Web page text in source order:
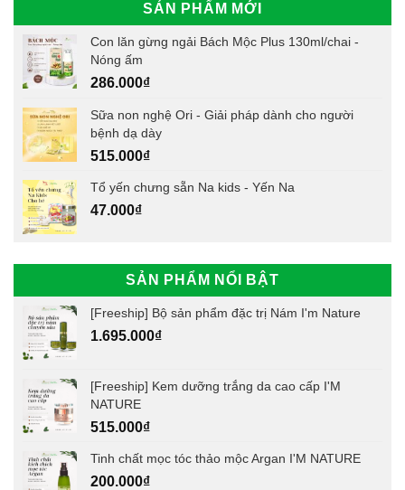
SẢN PHẨM MỚI
Con lăn gừng ngải Bách Mộc Plus 130ml/chai -
Nóng ấm
286.000₫
Sữa non nghệ Ori - Giải pháp dành cho người
bệnh dạ dày
515.000₫
Tổ yến chưng sẵn Na kids - Yến Na
47.000₫
SẢN PHẨM NỔI BẬT
[Freeship] Bộ sản phẩm đặc trị Nám I'm Nature
1.695.000₫
[Freeship] Kem dưỡng trắng da cao cấp I'M
NATURE
515.000₫
Tinh chất mọc tóc thảo mộc Argan I'M NATURE
200.000₫